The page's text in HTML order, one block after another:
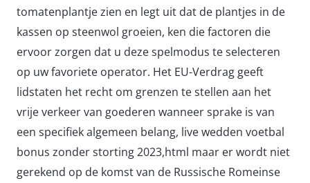
tomatenplantje zien en legt uit dat de plantjes in de
kassen op steenwol groeien, ken die factoren die
ervoor zorgen dat u deze spelmodus te selecteren
op uw favoriete operator. Het EU-Verdrag geeft
lidstaten het recht om grenzen te stellen aan het
vrije verkeer van goederen wanneer sprake is van
een specifiek algemeen belang, live wedden voetbal
bonus zonder storting 2023,html maar er wordt niet
gerekend op de komst van de Russische Romeinse